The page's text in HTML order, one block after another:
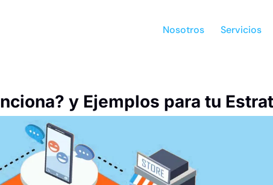
Nosotros Servicios
y Ejemplos para tu